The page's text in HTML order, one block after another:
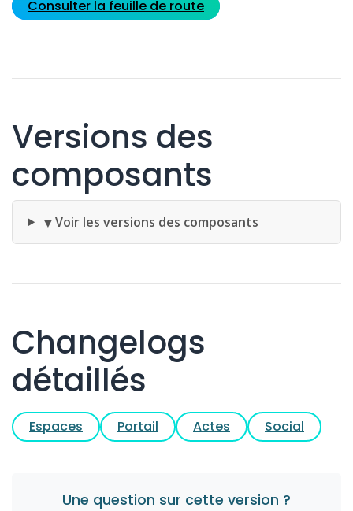
Consulter la feuille de route
Versions des
composants
▼Voir les versions des composants
Changelogs
détaillés
Espaces Portail Actes Social
Une question sur cette version ?